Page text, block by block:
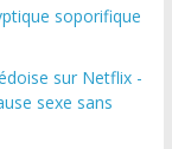
soporifique
sur Netflix -
sexe sans